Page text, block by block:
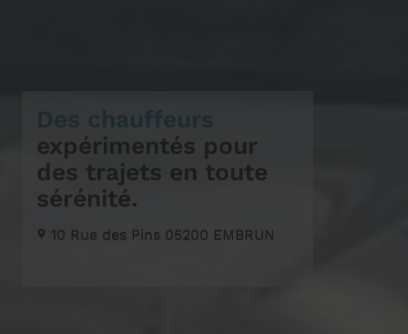
Des chauffeurs
expérimentés pour
des trajets en toute
sérénité.
10 Rue des Pins 05200 EMBRUN